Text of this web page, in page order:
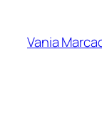
contenu
Vania